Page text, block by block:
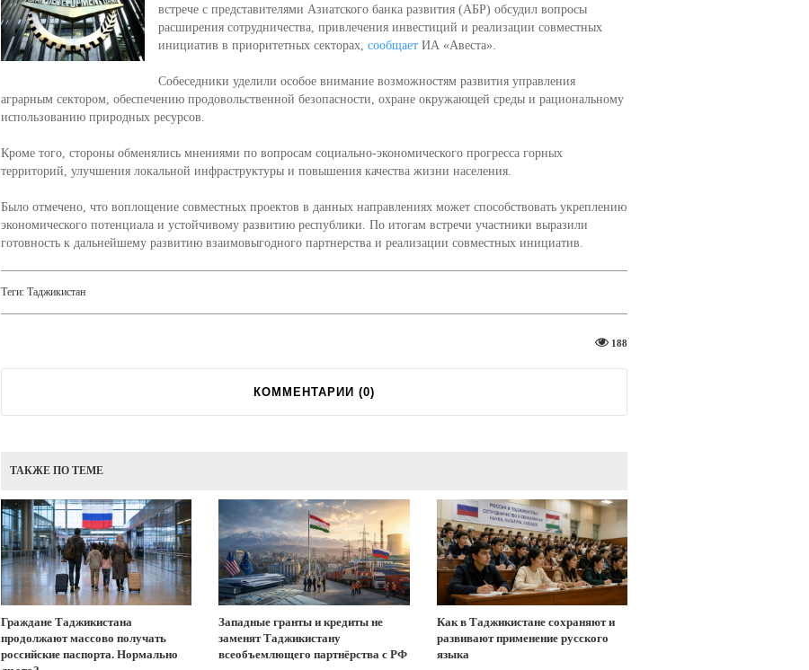
встрече с представителями Азиатского банка развития (АБР) обсудил вопросы
расширения сотрудничества, привлечения инвестиций и реализации совместных
инициатив в приоритетных секторах, сообщаетИА «Авеста».
Собеседники уделили особое внимание возможностям развития управления
аграрным сектором, обеспечению продовольственной безопасности, охране окружающей среды и рациональному
использованию природных ресурсов.
Кроме того, стороны обменялись мнениями по вопросам социально-экономического прогресса горных
территорий, улучшения локальной инфраструктуры и повышения качества жизни населения.
Было отмечено, что воплощение совместных проектов в данных направлениях может способствовать укреплению
экономического потенциала и устойчивому развитию республики. По итогам встречи участники выразили
готовность к дальнейшему развитию взаимовыгодного партнерства и реализации совместных инициатив.
Теги: Таджикистан
188
КОММЕНТАРИИ (0)
ТАКЖЕ ПО ТЕМЕ
Граждане Таджикистана
продолжают массово получать
российские паспорта. Нормально
Западные гранты и кредиты не
заменят Таджикистану
всеобъемлющего партнёрства с РФ
Как в Таджикистане сохраняют и
развивают применение русского
языка